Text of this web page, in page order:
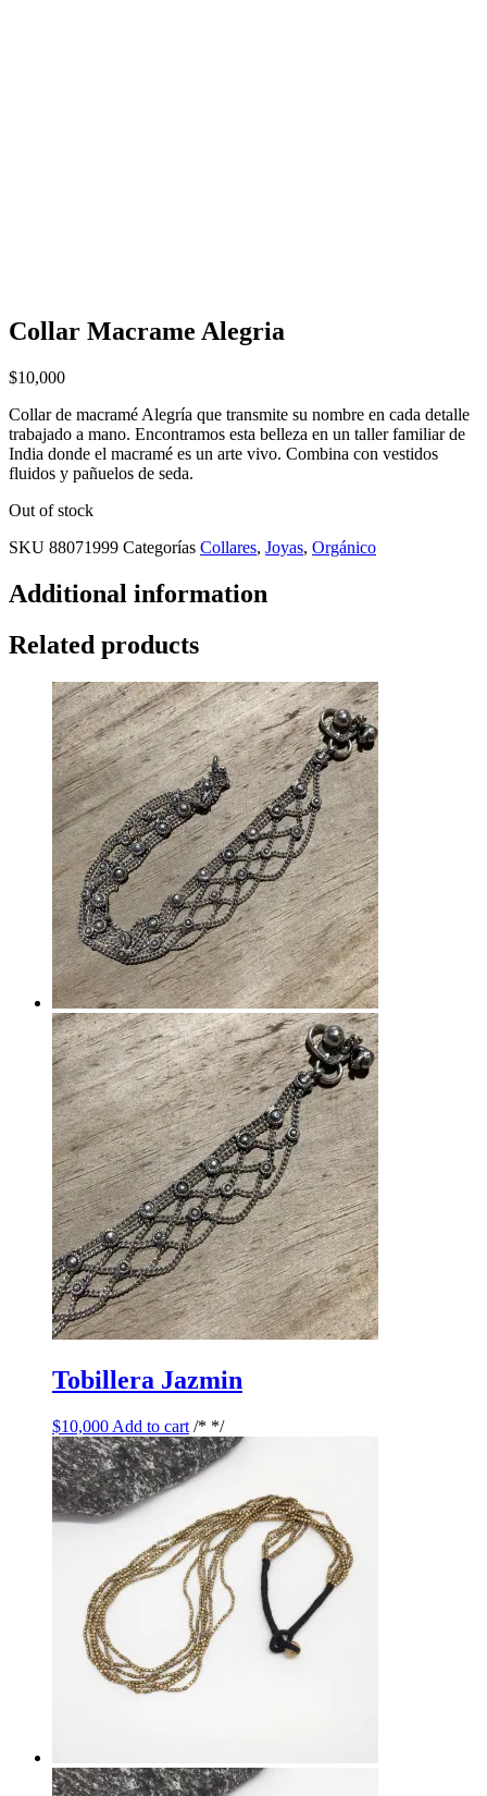
Collar Macrame Alegria
$10,000
Collar de macramé Alegría que transmite su nombre en cada detalle
trabajado a mano. Encontramos esta belleza en un taller familiar de
India donde el macramé es un arte vivo. Combina con vestidos
fluidos y pañuelos de seda.
Out of stock
SKU 88071999 Categorías Collares, Joyas, Orgánico
Additional information
Related products
Tobillera Jazmin
$10,000 Add to cart /* */